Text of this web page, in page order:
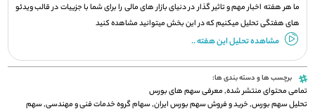
ما هر هفته اخبار مهم و تاثیر گذار در دنیای بازار های مالی را برای شما با جزيیات در قالب ویدئو
های هفتگی تحلیل میکنیم که در این بخش میتوانید مشاهده کنید
مشاهده تحلیل این هفته ..
برچسب ها و دسته بندی ها:
تمامی محتوای منتشر شده,معرفی سهم های بورس
تحلیل سهم بورس,خرید و فروش سهم بورس ایران,سهام گروه خدمات فنی و مهندسی,سهم